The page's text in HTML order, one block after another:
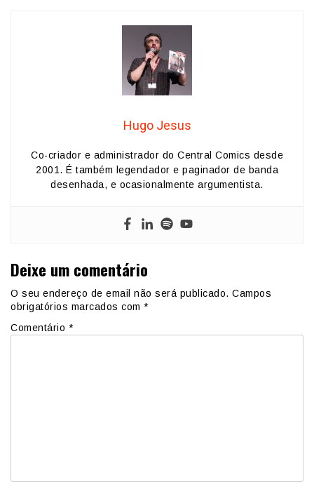
Hugo Jesus
Co-criador e administrador do Central Comics desde
2001. É também legendador e paginador de banda
desenhada, e ocasionalmente argumentista.
Deixe um comentário
O seu endereço de email não será publicado. Campos
obrigatórios marcados com *
Comentário *